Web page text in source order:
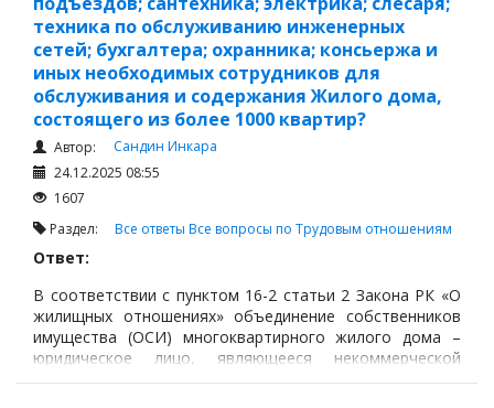
техника по обслуживанию инженерных
сетей; бухгалтера; охранника; консьержа и
иных необходимых сотрудников для
обслуживания и содержания Жилого дома,
состоящего из более 1000 квартир?
Автор:
Сандин Инкара
24.12.2025 08:55
1607
Раздел: Все ответы Все вопросы по Трудовым отношениям
Ответ:
В соответствии с пунктом 16-2 статьи 2 Закона РК «О
жилищных отношениях» объединение собственников
имущества (ОСИ) многоквартирного жилого дома –
юридическое лицо, являющееся некоммерческой
организацией, образованное собственниками квартир,